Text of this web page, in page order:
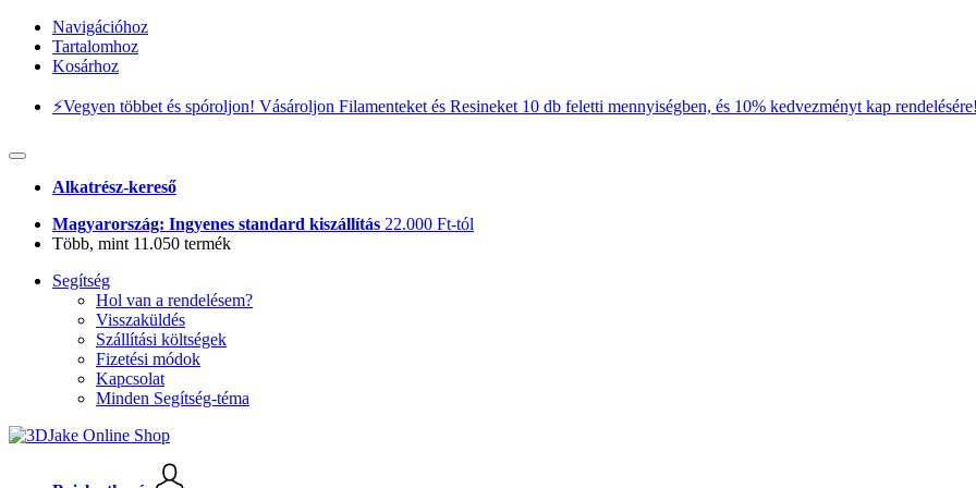
Navigációhoz
Tartalomhoz
Kosárhoz
⚡️Vegyen többet és spóroljon! Vásároljon Filamenteket és Resineket 10 db feletti mennyiségben, és 10% kedvezményt kap
Alkatrész-kereső
Magyarország: Ingyenes standard kiszállítás 22.000 Ft-tól
Több, mint 11.050 termék
Segítség
Hol van a rendelésem?
Visszaküldés
Szállítási költségek
Fizetési módok
Kapcsolat
Minden Segítség-téma